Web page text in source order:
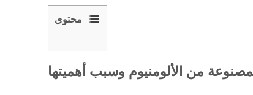
محتوى
هي
من الألومنيوم وسبب أهميتها